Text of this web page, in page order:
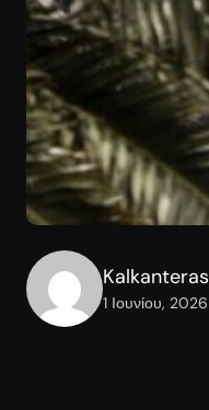
Kalkanteras
1 Ιουνίου, 2026